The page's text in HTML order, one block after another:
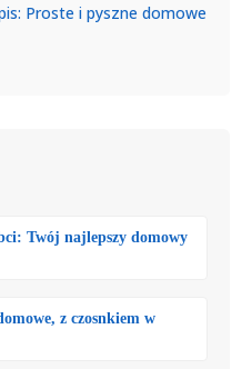
Proste i pyszne domowe
Twój najlepszy domowy
z czosnkiem w